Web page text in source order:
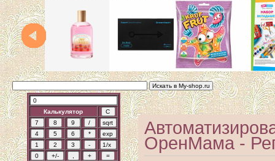
Калькулятор
ОренМама -